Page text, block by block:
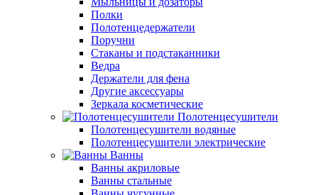
Полки
Полотенцедержатели
Поручни
Стаканы и подстаканники
Ведра
Держатели для фена
Другие аксессуары
Зеркала косметические
Полотенцесушители
Полотенцесушители водяные
Полотенцесушители электрические
Ванны
Ванны акриловые
Ванны стальные